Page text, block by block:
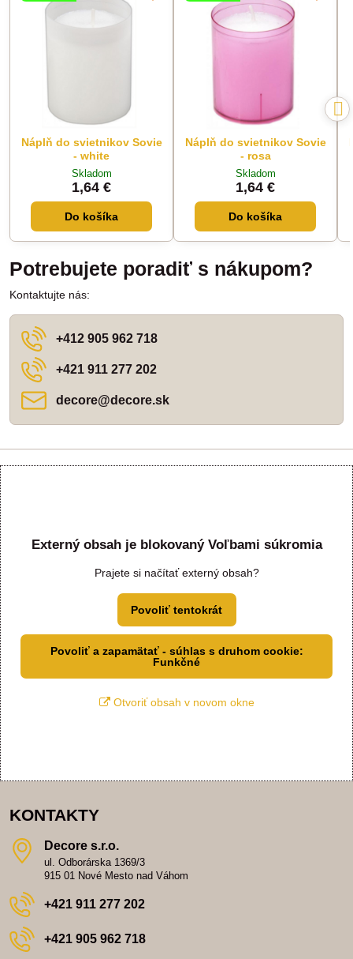
Náplň do svietnikov Sovie
- white
Skladom
1,64 €
Do košíka
Náplň do svietnikov Sovie
- rosa
Skladom
1,64 €
Do košíka
Potrebujete poradiť s nákupom?
Kontaktujte nás:
+412 905 962 718
+421 911 277 202
decore​@decore​.sk
Externý obsah je blokovaný Voľbami súkromia
Prajete si načítať externý obsah?
Povoliť tentokrát
Povoliť a zapamätať - súhlas s druhom cookie:
Funkčné
Otvoriť obsah v novom okne
KONTAKTY
Decore s​.r​.o​.
ul. Odborárska 1369/3
915 01 Nové Mesto nad Váhom
+421 911 277 202
+421 905 962 718